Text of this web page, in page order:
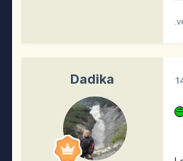
Dadika